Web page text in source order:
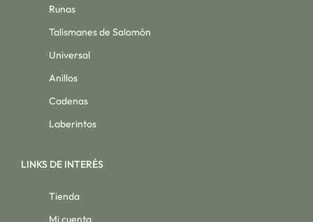
Runas
Talismanes de Salomón
Universal
Anillos
Cadenas
Laberintos
LINKS DE INTERÉS
Tienda
Mi cuenta